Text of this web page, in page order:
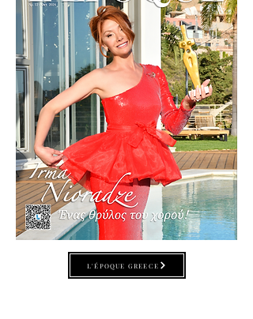
L'ÉPOQUE GREECE